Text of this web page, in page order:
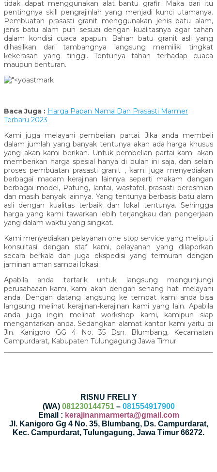
tidak dapat menggunakan alat bantu grafir. Maka dari itu
pentingnya skill pengrajinlah yang menjadi kunci utamanya.
Pembuatan prasasti granit menggunakan jenis batu alam,
jenis batu alam pun sesuai dengan kualitasnya agar tahan
dalam kondisi cuaca apapun. Bahan batu granit asli yang
dihasilkan dari tambangnya langsung memiliki tingkat
kekerasan yang tinggi. Tentunya tahan terhadap cuaca
maupun benturan.
Baca Juga : Harga Papan Nama Dan Prasasti Marmer
Terbaru 2023
Kami juga melayani pembelian partai. Jika anda membeli
dalam jumlah yang banyak tentunya akan ada harga khusus
yang akan kami berikan. Untuk pembelian partai kami akan
memberikan harga spesial hanya di bulan ini saja, dan selain
proses pembuatan prasasti granit , kami juga menyediakan
berbagai macam kerajinan lainnya seperti makam dengan
berbagai model, Patung, lantai, wastafel, prasasti peresmian
dan masih banyak lainnya. Yang tentunya berbasis batu alam
asli dengan kualitas terbaik dan lokal tentunya. Sehingga
harga yang kami tawarkan lebih terjangkau dan pengerjaan
yang dalam waktu yang singkat.
Kami menyediakan pelayanan one stop service yang meliputi
konsultasi dengan staf kami, pelayanan yang dilaporkan
secara berkala dan juga ekspedisi yang termurah dengan
jaminan aman sampai lokasi.
Apabila anda tertarik untuk langsung mengunjungi
perusahaaan kami, kami akan dengan senang hati melayani
anda. Dengan datang langsung ke tempat kami anda bisa
langsung melihat kerajinan-kerajinan kami yang lain. Apabila
anda juga ingin melihat workshop kami, kamipun siap
mengantarkan anda. Sedangkan alamat kantor kami yaitu di
Jln. Kanigoro GG 4 No. 35 Dsn. Blumbang, Kecamatan
Campurdarat, Kabupaten Tulungagung Jawa Timur.
RISNU FRELI Y
(WA) 081230144751– 081554917900
Email : kerajinanmarmerta@gmail.com
Jl. Kanigoro Gg 4 No. 35, Blumbang, Ds. Campurdarat,
Kec. Campurdarat, Tulungagung, Jawa Timur 66272.